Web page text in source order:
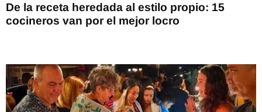
De la receta heredada al estilo propio: 15
cocineros van por el mejor locro